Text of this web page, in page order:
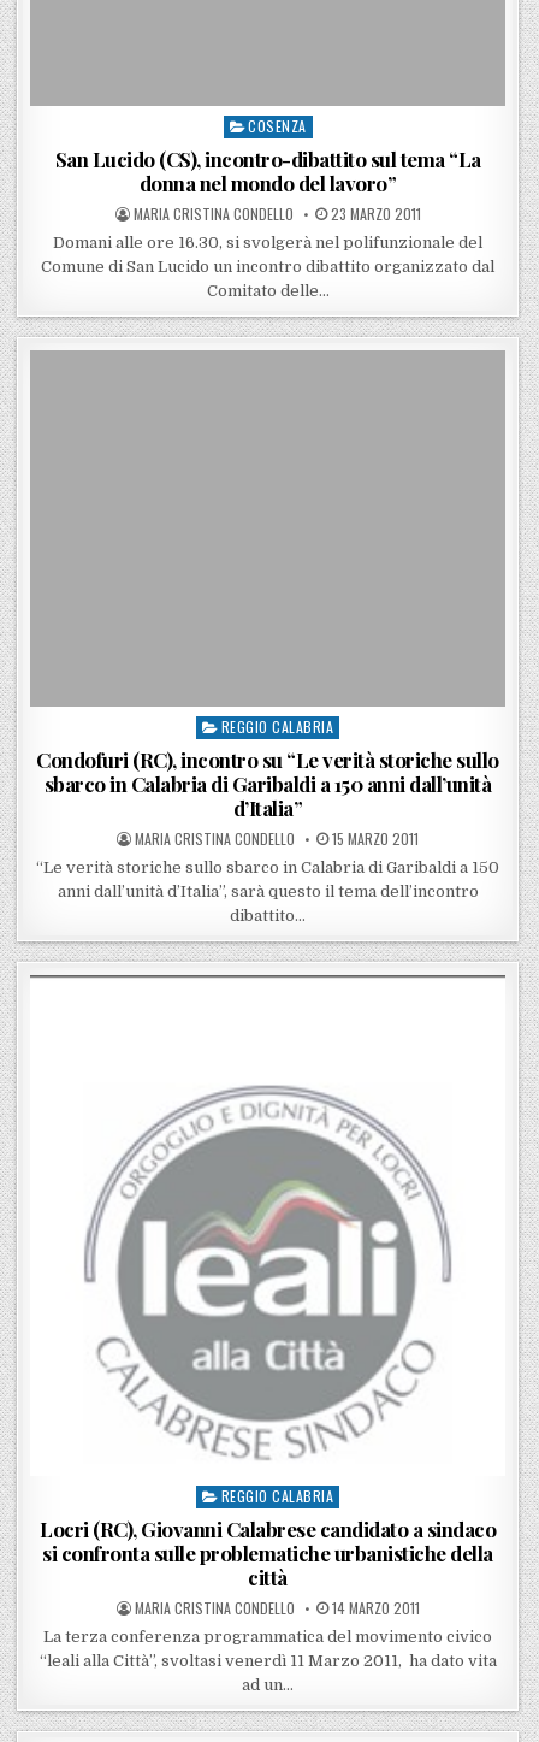
Posted in
COSENZA
San Lucido (CS), incontro-dibattito sul tema “La
donna nel mondo del lavoro”
POSTED BY
MARIA CRISTINA CONDELLO POSTED ON
23 MARZO 2011
Domani alle ore 16.30, si svolgerà nel polifunzionale del
Comune di San Lucido un incontro dibattito organizzato dal
Comitato delle…
Posted in
REGGIO CALABRIA
Condofuri (RC), incontro su “Le verità storiche sullo
sbarco in Calabria di Garibaldi a 150 anni dall’unità
d’Italia”
POSTED BY
MARIA CRISTINA CONDELLO POSTED ON
15 MARZO 2011
“Le verità storiche sullo sbarco in Calabria di Garibaldi a 150
anni dall’unità d’Italia”, sarà questo il tema dell’incontro
dibattito…
Posted in
REGGIO CALABRIA
Locri (RC), Giovanni Calabrese candidato a sindaco
si confronta sulle problematiche urbanistiche della
città
POSTED BY
MARIA CRISTINA CONDELLO POSTED ON
14 MARZO 2011
La terza conferenza programmatica del movimento civico
“leali alla Città”, svoltasi venerdì 11 Marzo 2011, ha dato vita
ad un…